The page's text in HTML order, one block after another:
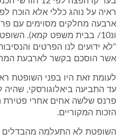
ראיה על נוהג כללי אלא הוכח
ונ10/ בבית משפט קמא).
"לא ידועים לנו הפרטים
אשר הוסכם בקשר לארבעת
לעומת זאת היו בפני השופטת
עד התביעה ביאלוגורסקי, שהיה
פרנס שלשה אחים אחרי פטירת
הזכות המקוריים.
השופטת לא התעלמה מהבדלים